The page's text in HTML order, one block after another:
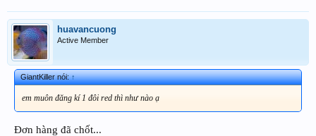
huavancuong
Active Member
GiantKiller nói:↑
em muôn đăng kí 1 đôi red thì như nào ạ
Đơn hàng đã chốt...